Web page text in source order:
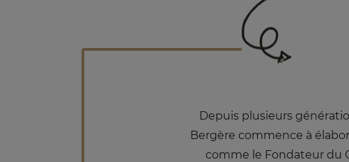
Depuis plusieurs
Bergère commence à
comme le Fondateur du